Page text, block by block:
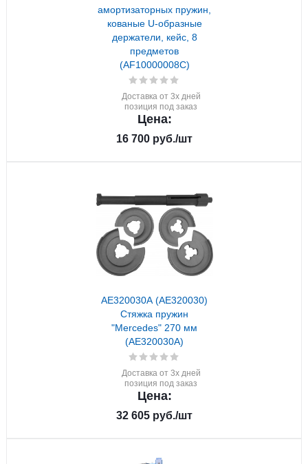
амортизаторных пружин,
кованые U-образные
держатели, кейс, 8
предметов
(AF10000008C)
Доставка от 3х дней
позиция под заказ
Цена:
16 700 руб./шт
AE320030A (AE320030)
Стяжка пружин
"Mercedes" 270 мм
(AE320030A)
Доставка от 3х дней
позиция под заказ
Цена:
32 605 руб./шт